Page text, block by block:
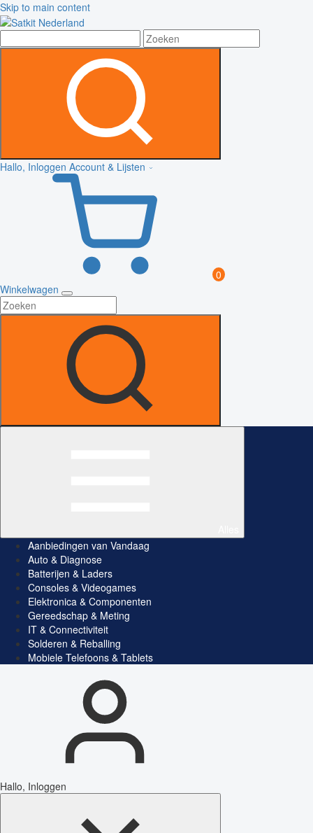
Skip to main content
Hallo, Inloggen Account & Lijsten
0
Winkelwagen
Aanbiedingen van Vandaag
Auto & Diagnose
Batterijen & Laders
Consoles & Videogames
Elektronica & Componenten
Gereedschap & Meting
IT & Connectiviteit
Solderen & Reballing
Mobiele Telefoons & Tablets
Hallo, Inloggen